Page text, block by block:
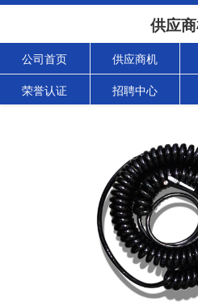
供应
公司首页 供应商机
荣誉认证 招聘中心